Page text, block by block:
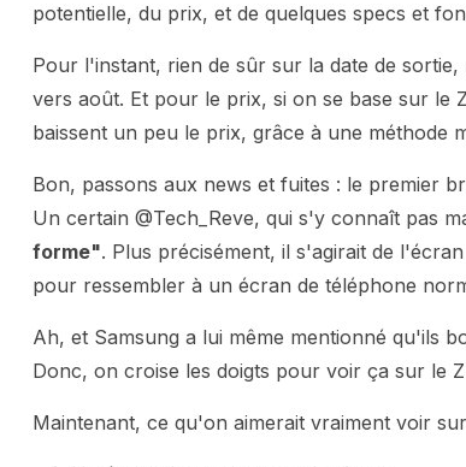
potentielle, du prix, et de quelques specs et
Pour l'instant, rien de sûr sur la date de
vers août. Et pour le prix, si on se base sur le
baissent un peu le prix, grâce à une méthode
Bon, passons aux news et fuites : le premier
Un certain @Tech_Reve, qui s'y connaît pas
forme". Plus précisément, il s'agirait de
pour ressembler à un écran de téléphone
Ah, et Samsung a lui même mentionné qu'ils
Donc, on croise les doigts pour voir ça sur le Z
Maintenant, ce qu'on aimerait vraiment voir